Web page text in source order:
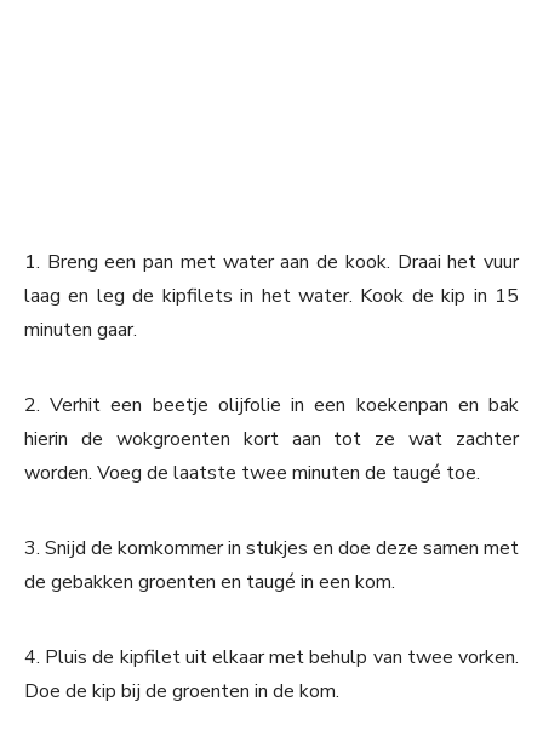
1. Breng een pan met water aan de kook. Draai het vuur
laag en leg de kipfilets in het water. Kook de kip in 15
minuten gaar.
2. Verhit een beetje olijfolie in een koekenpan en bak
hierin de wokgroenten kort aan tot ze wat zachter
worden. Voeg de laatste twee minuten de taugé toe.
3. Snijd de komkommer in stukjes en doe deze samen met
de gebakken groenten en taugé in een kom.
4. Pluis de kipfilet uit elkaar met behulp van twee vorken.
Doe de kip bij de groenten in de kom.